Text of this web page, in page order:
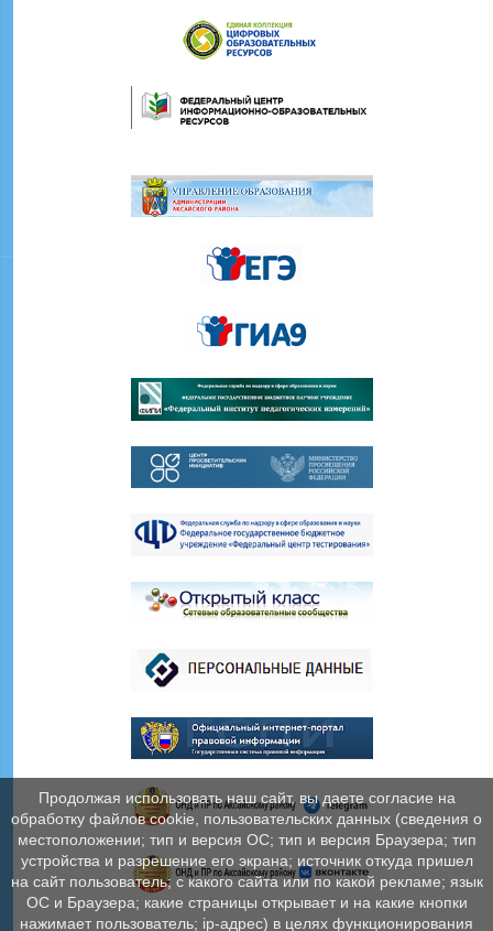
Продолжая использовать наш сайт, вы даете согласие на
обработку файлов cookie, пользовательских данных (сведения о
местоположении; тип и версия ОС; тип и версия Браузера; тип
устройства и разрешение его экрана; источник откуда пришел
на сайт пользователь; с какого сайта или по какой рекламе; язык
ОС и Браузера; какие страницы открывает и на какие кнопки
нажимает пользователь; ip-адрес) в целях функционирования